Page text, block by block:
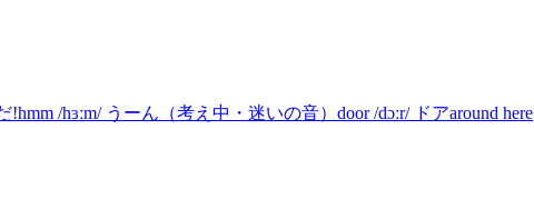
/hɜːm/ うーん（考え中・迷いの音）door /dɔːr/ ドアaround here